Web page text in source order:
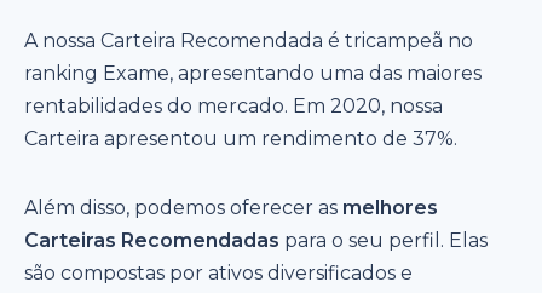
A nossa Carteira Recomendada é tricampeã no
ranking Exame, apresentando uma das maiores
rentabilidades do mercado. Em 2020, nossa
Carteira apresentou um rendimento de 37%.
Além disso, podemos oferecer as melhores
Carteiras Recomendadas para o seu perfil. Elas
são compostas por ativos diversificados e